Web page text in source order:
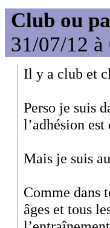
Club ou
31/07/12
Il y a club et
Perso je suis
l’adhésion est
Mais je suis
Comme dans
âges et tous